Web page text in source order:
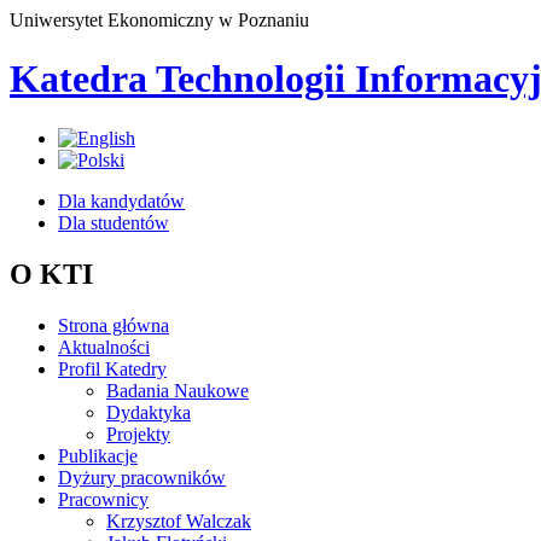
Uniwersytet Ekonomiczny w Poznaniu
Katedra Technologii
Dla kandydatów
Dla studentów
O KTI
Strona główna
Aktualności
Profil Katedry
Badania Naukowe
Dydaktyka
Projekty
Publikacje
Dyżury pracowników
Pracownicy
Krzysztof Walczak